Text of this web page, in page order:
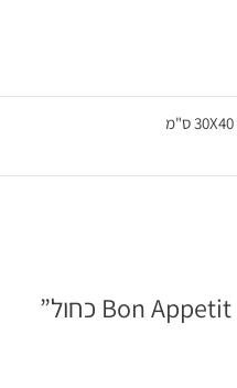
30X40 ס"מ